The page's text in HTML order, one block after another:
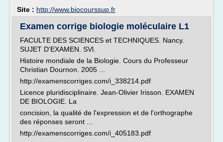
Site : http://www.biocourssup.fr
Examen corrige biologie moléculaire L1
FACULTE DES SCIENCES et TECHNIQUES. Nancy.
SUJET D'EXAMEN. SVl.
Histoire mondiale de la Biologie. Cours du Professeur
Christian Dournon. 2005 ...
http://examenscorriges.com/i_338214.pdf
Licence pluridisciplinaire. Jean-Olivier Irisson. EXAMEN
DE BIOLOGIE. La
concision, la qualité de l'expression et de l'orthographe
des réponses seront ...
http://examenscorriges.com/i_405183.pdf